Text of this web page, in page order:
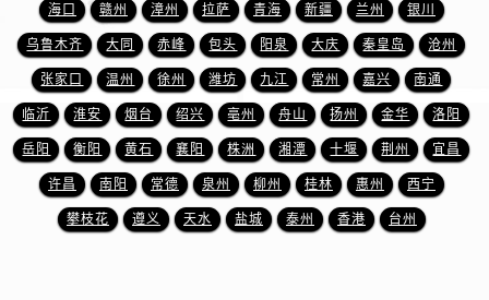
江西省九江市浔阳区浔阳路爱彼售后服务中心（需提前预约）
江西省南昌市红谷滩新区红谷中大道998号绿地双子塔（中央广场）A1座办公楼14层1407室爱彼售后服务中心（需提前预约）
江西省萍乡市安源区萍安北大道与康庄路交叉口爱彼售后服务中心（需提前预约）
江西省上饶市信州区滨江西路爱彼售后服务中心（需提前预约）
江西省新余市渝水区北湖西路爱彼售后服务中心（需提前预约）
江西省宜春市袁州区中山中路爱彼售后服务中心（需提前预约）
海口 赣州 漳州 拉萨 青海 新疆 兰州 银川
乌鲁木齐 大同 赤峰 包头 阳泉 大庆 秦皇岛 沧州
张家口 温州 徐州 潍坊 九江 常州 嘉兴 南通
临沂 淮安 烟台 绍兴 亳州 舟山 扬州 金华 洛阳
岳阳 衡阳 黄石 襄阳 株洲 湘潭 十堰 荆州 宜昌
许昌 南阳 常德 泉州 柳州 桂林 惠州 西宁
攀枝花 遵义 天水 盐城 泰州 香港 台州